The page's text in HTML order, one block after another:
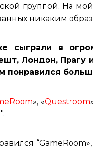
группой. На
никаким
сыграли в
Лондон, Прагу
понравился
», «Questroom
".